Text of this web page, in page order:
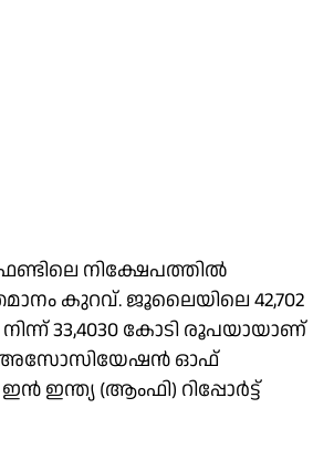
നിക്ഷേപത്തില്‍
കുറവ്. ജൂലൈയിലെ 42,702
33,4030 കോടി രൂപയായാണ്
അസോസിയേഷന്‍ ഓഫ്
ഇന്ത്യ (ആംഫി) റിപ്പോര്‍ട്ട്